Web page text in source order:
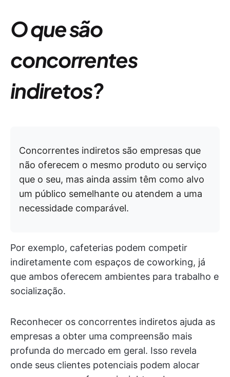
O que são
concorrentes
indiretos?
Concorrentes indiretos são empresas que
não oferecem o mesmo produto ou serviço
que o seu, mas ainda assim têm como alvo
um público semelhante ou atendem a uma
necessidade comparável.
Por exemplo, cafeterias podem competir
indiretamente com espaços de coworking, já
que ambos oferecem ambientes para trabalho e
socialização.
Reconhecer os concorrentes indiretos ajuda as
empresas a obter uma compreensão mais
profunda do mercado em geral. Isso revela
onde seus clientes potenciais podem alocar